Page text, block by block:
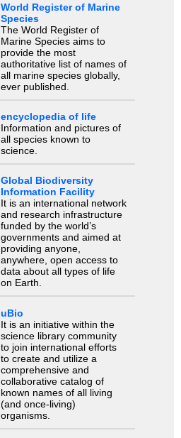
World Register of Marine
Species
The World Register of
Marine Species aims to
provide the most
authoritative list of names of
all marine species globally,
ever published.
encyclopedia of life
Information and pictures of
all species known to
science.
Global Biodiversity
Information Facility
It is an international network
and research infrastructure
funded by the world’s
governments and aimed at
providing anyone,
anywhere, open access to
data about all types of life
on Earth.
uBio
It is an initiative within the
science library community
to join international efforts
to create and utilize a
comprehensive and
collaborative catalog of
known names of all living
(and once-living)
organisms.